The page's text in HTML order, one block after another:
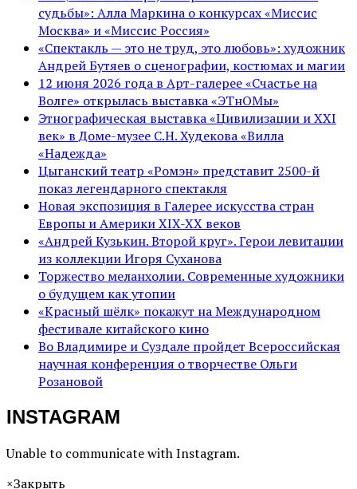
судьбы»: Алла Маркина о конкурсах «Миссис
Москва» и «Миссис Россия»
«Спектакль — это не труд, это любовь»: художник
Андрей Бутяев о сценографии, костюмах и магии
12 июня 2026 года в Арт-галерее «Счастье на
Волге» открылась выставка «ЭТнОМы»
Этнографическая выставка «Цивилизации и ХХI
век» в Доме-музее С.Н. Худекова «Вилла
«Надежда»
Цыганский театр «Ромэн» представит 2500-й
показ легендарного спектакля
Новая экспозиция в Галерее искусства стран
Европы и Америки XIX-XX веков
«Андрей Кузькин. Второй круг». Герои левитации
из коллекции Игоря Суханова
Торжество меланхолии. Современные художники
о будущем как утопии
«Красный шёлк» покажут на Международном
фестивале китайского кино
Во Владимире и Суздале пройдет Всероссийская
научная конференция о творчестве Ольги
Розановой
INSTAGRAM
Unable to communicate with Instagram.
×Закрыть